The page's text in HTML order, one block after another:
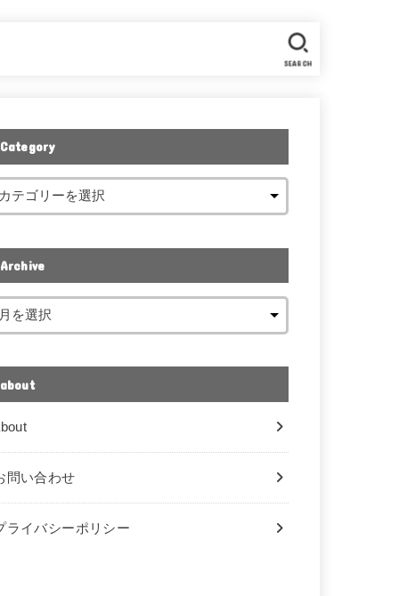
SEARCH
Category
Archive
about
問い合わせ
ライバシーポリシー